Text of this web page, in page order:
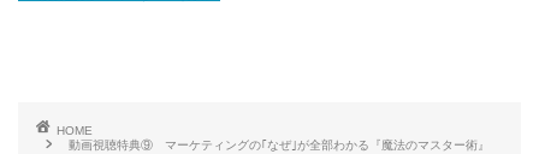
HOME
動画視聴特典⑨ マーケティングの｢なぜ｣が全部わかる『魔法のマスター術』